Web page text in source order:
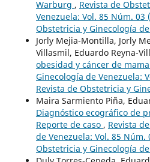
Warburg , Revista de
Venezuela: Vol. 85 Núm. 03
Obstetricia y Ginecología
Jorly Mejia-Montilla, Jorly
Villasmil, Eduardo Reyna-
obesidad y cáncer de mama
Ginecología de Venezuela:
Revista de Obstetricia y
Maira Sarmiento Piña,
Diagnóstico ecográfico de
Reporte de caso , Revista
de Venezuela: Vol. 85 Núm.
Obstetricia y Ginecología